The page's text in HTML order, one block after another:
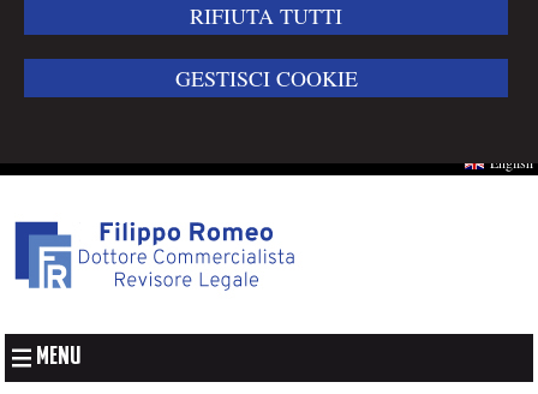
RIFIUTA TUTTI
GESTISCI COOKIE
MENU
English